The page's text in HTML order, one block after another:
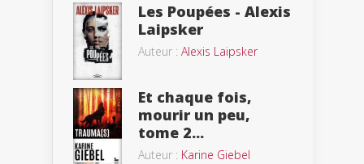
Les Poupées - Alexis
Laipsker
Auteur : Alexis Laipsker
Et chaque fois,
mourir un peu,
tome 2...
Auteur : Karine Giebel